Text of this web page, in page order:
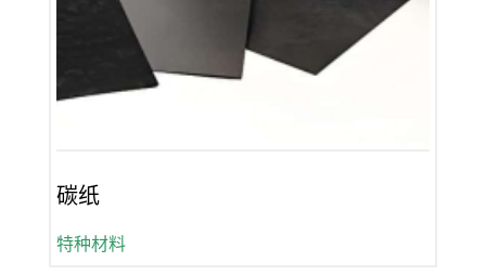
碳纸
特种材料